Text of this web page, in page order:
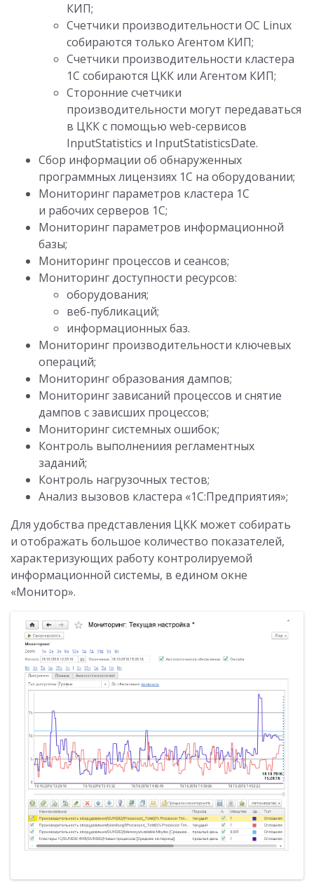
КИП;
Счетчики производительности ОС Linux
собираются только Агентом КИП;
Счетчики производительности кластера
1С собираются ЦКК или Агентом КИП;
Сторонние счетчики
производительности могут передаваться
в ЦКК с помощью web-сервисов
InputStatistics и InputStatisticsDate.
Сбор информации об обнаруженных
программных лицензиях 1С на оборудовании;
Мониторинг параметров кластера 1С
и рабочих серверов 1С;
Мониторинг параметров информационной
базы;
Мониторинг процессов и сеансов;
Мониторинг доступности ресурсов:
оборудования;
веб-публикаций;
информационных баз.
Мониторинг производительности ключевых
операций;
Мониторинг образования дампов;
Мониторинг зависаний процессов и снятие
дампов с зависших процессов;
Мониторинг системных ошибок;
Контроль выполнениия регламентных
заданий;
Контроль нагрузочных тестов;
Анализ вызовов кластера «1С:Предприятия»;
Для удобства представления ЦКК может собирать
и отображать большое количество показателей,
характеризующих работу контролируемой
информационной системы, в едином окне
«Монитор».